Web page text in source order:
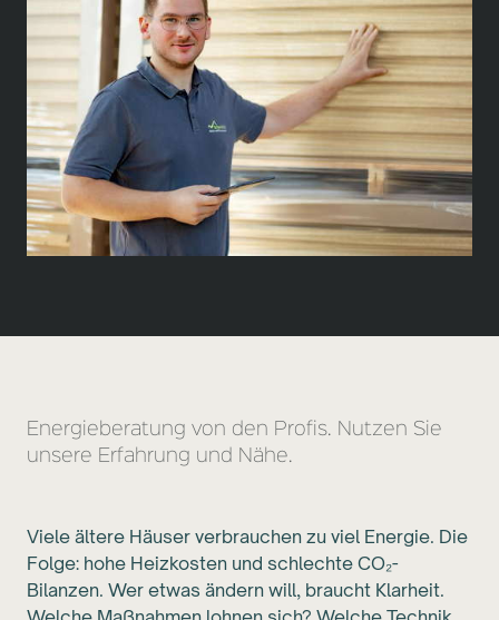
Energieberatung von den Profis. Nutzen Sie
unsere Erfahrung und Nähe.
Viele ältere Häuser verbrauchen zu viel Energie. Die
Folge: hohe Heizkosten und schlechte CO₂-
Bilanzen. Wer etwas ändern will, braucht Klarheit.